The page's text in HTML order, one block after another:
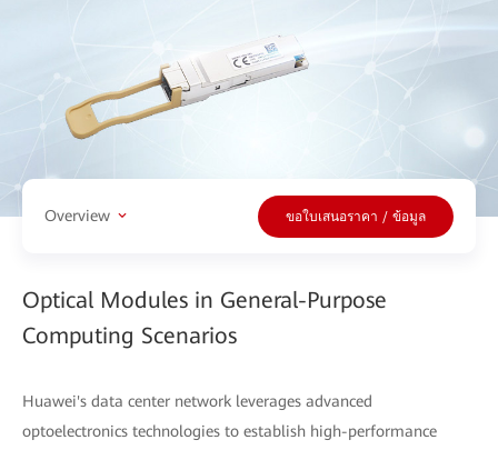
Overview ขอใบเสนอราคา / ข้อมูล
Optical Modules in General-Purpose
Computing Scenarios
Huawei's data center network leverages advanced
optoelectronics technologies to establish high-performance